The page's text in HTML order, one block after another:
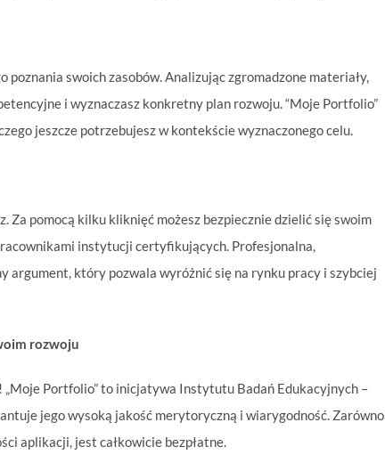
swoich zasobów. Analizując zgromadzone materiały,
i wyznaczasz konkretny plan rozwoju. “Moje Portfolio”
jeszcze potrzebujesz w kontekście wyznaczonego celu.
Za pomocą kilku kliknięć możesz bezpiecznie dzielić się swoim
instytucji certyfikujących. Profesjonalna,
który pozwala wyróżnić się na rynku pracy i szybciej
rozwoju
„Moje Portfolio” to inicjatywa Instytutu Badań Edukacyjnych –
jego wysoką jakość merytoryczną i wiarygodność. Zarówno
aplikacji, jest całkowicie bezpłatne.